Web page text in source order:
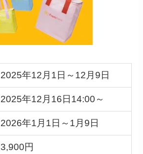
2025年12月1日～12月9日
2025年12月16日14:00～
2026年1月1日～1月9日
3,900円